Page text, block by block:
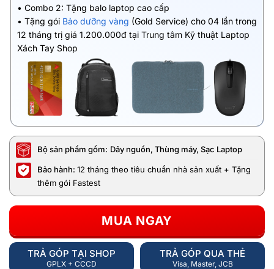
• Combo 2: Tặng balo laptop cao cấp
• Tặng gói Bảo dưỡng vàng (Gold Service) cho 04 lần trong
12 tháng trị giá 1.200.000đ tại Trung tâm Kỹ thuật Laptop
Xách Tay Shop
Bộ sản phẩm gồm: Dây nguồn, Thùng máy, Sạc Laptop
Bảo hành: 12 tháng theo tiêu chuẩn nhà sản xuất + Tặng
thêm gói Fastest
MUA NGAY
TRẢ GÓP TẠI SHOP
GPLX + CCCD
TRẢ GÓP QUA THẺ
Visa, Master, JCB